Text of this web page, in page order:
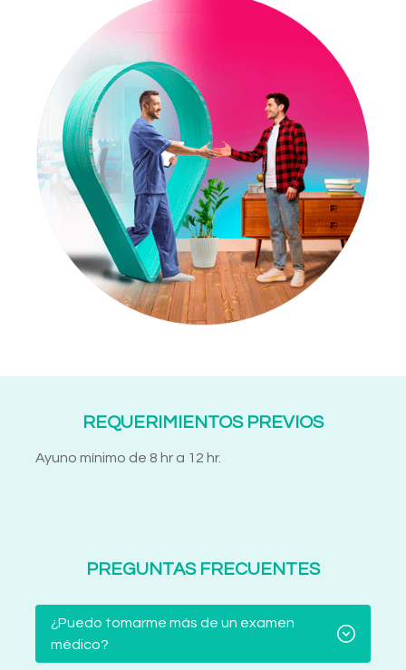
REQUERIMIENTOS PREVIOS
Ayuno mínimo de 8 hr a 12 hr.
PREGUNTAS FRECUENTES
¿Puedo tomarme más de un examen
médico?